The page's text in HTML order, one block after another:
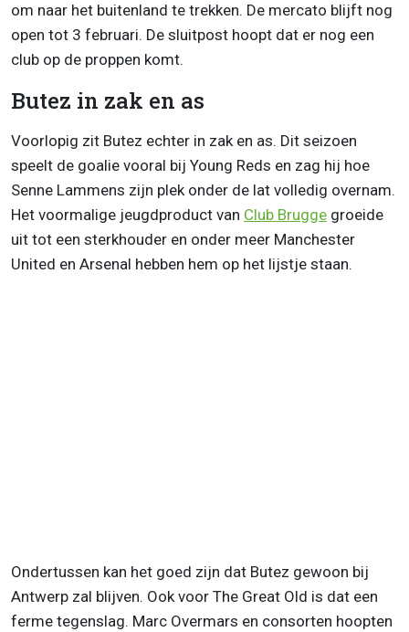
om naar het buitenland te trekken. De mercato blijft nog
open tot 3 februari. De sluitpost hoopt dat er nog een
club op de proppen komt.
Butez in zak en as
Voorlopig zit Butez echter in zak en as. Dit seizoen
speelt de goalie vooral bij Young Reds en zag hij hoe
Senne Lammens zijn plek onder de lat volledig overnam.
Het voormalige jeugdproduct van Club Brugge groeide
uit tot een sterkhouder en onder meer Manchester
United en Arsenal hebben hem op het lijstje staan.
Ondertussen kan het goed zijn dat Butez gewoon bij
Antwerp zal blijven. Ook voor The Great Old is dat een
ferme tegenslag. Marc Overmars en consorten hoopten